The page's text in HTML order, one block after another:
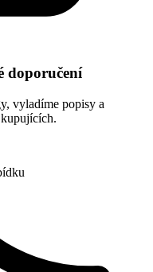
doporučení
vyladíme popisy a